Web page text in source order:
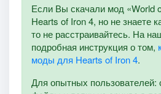
Если Вы скачали мод «World
Hearts of Iron 4, но не знаете
то не расстраивайтесь. На
подробная инструкция о том,
моды для Hearts of Iron 4.
Для опытных пользователей: